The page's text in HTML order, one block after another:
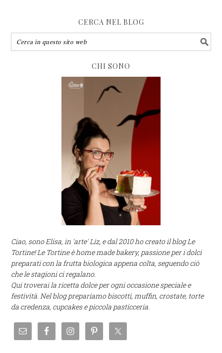
CERCA NEL BLOG
CHI SONO
Ciao, sono Elisa, in 'arte' Liz, e dal 2010 ho creato il blog Le
Tortine! Le Tortine è home made bakery, passione per i dolci
preparati con la frutta biologica appena colta, seguendo ciò
che le stagioni ci regalano.
Qui troverai la ricetta dolce per ogni occasione speciale e
festività. Nel blog prepariamo biscotti, muffin, crostate, torte
da credenza, cupcakes e piccola pasticceria.